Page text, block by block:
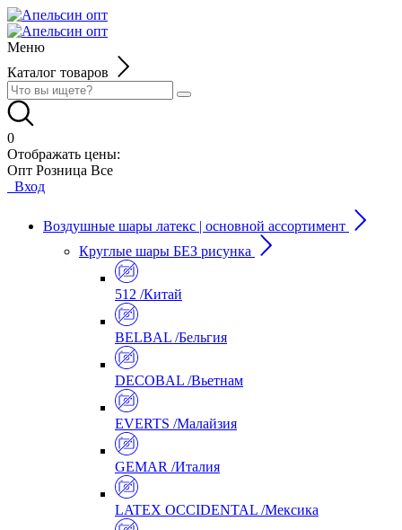
Меню
Каталог товаров
0
Отображать цены:
Опт Розница Все
Вход
Воздушные шары латекс | основной ассортимент
Круглые шары БЕЗ рисунка
512 /Китай
BELBAL /Бельгия
DECOBAL /Вьетнам
EVERTS /Малайзия
GEMAR /Италия
LATEX OCCIDENTAL /Мексика